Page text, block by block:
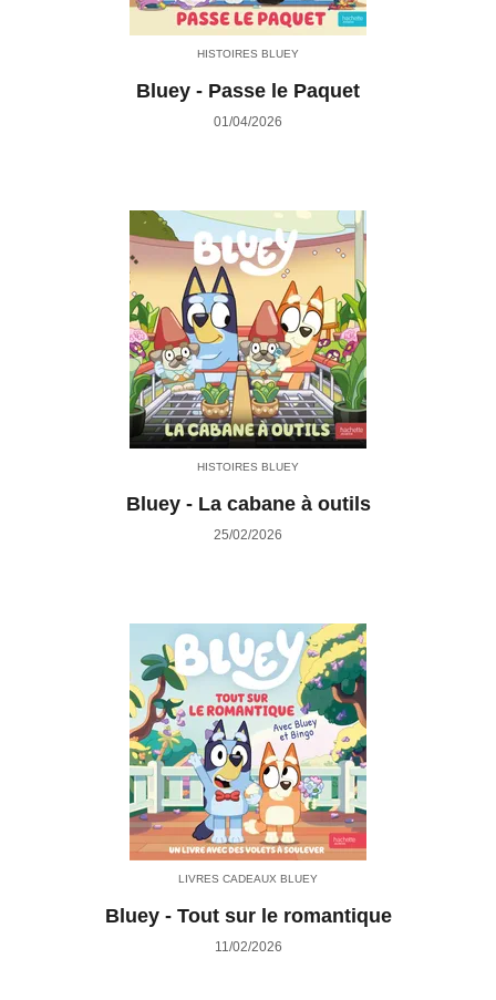
HISTOIRES BLUEY
Bluey - Passe le Paquet
01/04/2026
HISTOIRES BLUEY
Bluey - La cabane à outils
25/02/2026
LIVRES CADEAUX BLUEY
Bluey - Tout sur le romantique
11/02/2026